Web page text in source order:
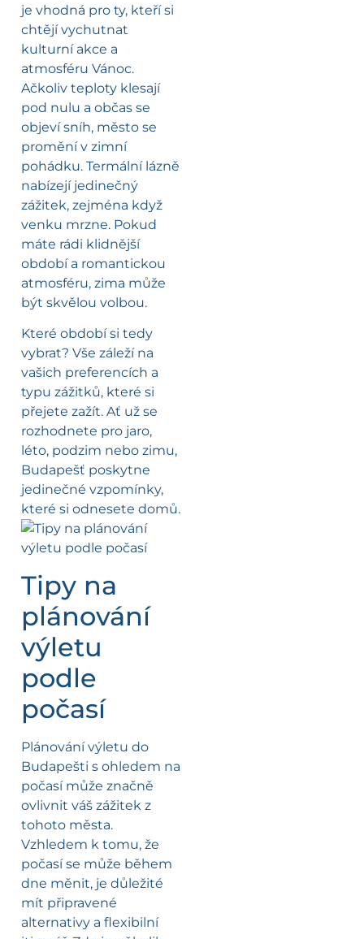
je vhodná pro ty, kteří si
chtějí vychutnat
kulturní akce a
atmosféru Vánoc.
Ačkoliv teploty klesají
pod nulu a občas se
objeví sníh, město se
promění v zimní
pohádku. Termální lázně
nabízejí jedinečný
zážitek, zejména když
venku mrzne. Pokud
máte rádi klidnější
období a romantickou
atmosféru, zima může
být skvělou volbou.
Které období si tedy
vybrat? Vše záleží na
vašich preferencích a
typu zážitků, které si
přejete zažít. Ať už se
rozhodnete pro jaro,
léto, podzim nebo zimu,
Budapešť poskytne
jedinečné vzpomínky,
které si odnesete domů.
Tipy na
plánování
výletu
podle
počasí
Plánování výletu do
Budapešti s ohledem na
počasí může značně
ovlivnit váš zážitek z
tohoto města.
Vzhledem k tomu, že
počasí se může během
dne měnit, je důležité
mít připravené
alternativy a flexibilní